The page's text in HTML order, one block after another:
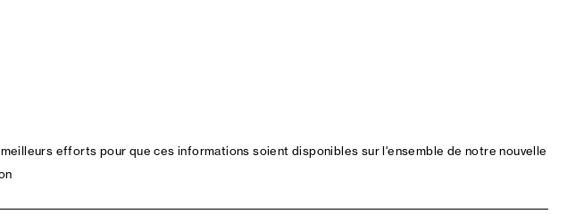
efforts pour que ces informations soient disponibles sur l'ensemble de notre nouvelle